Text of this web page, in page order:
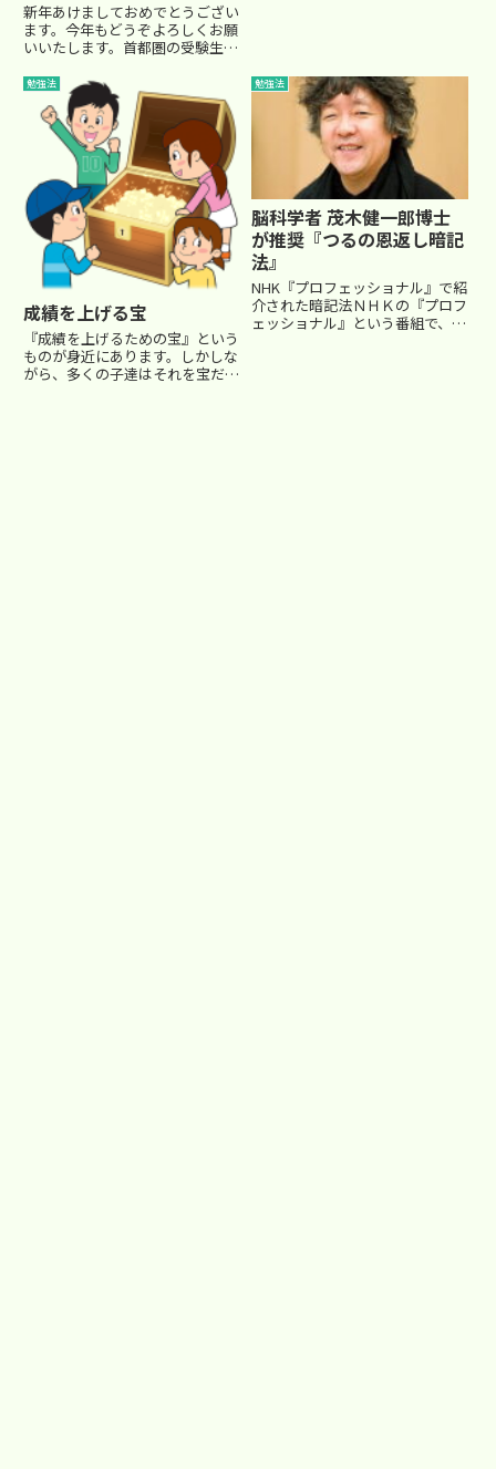
新年あけましておめでとうござい
ます。今年もどうぞよろしくお願
いいたします。首都圏の受験生
した。埼玉県の受験まではあと１
週間を切りました。もう間近です
ね。 世間はお正月で、ＴＶ
は正月番組が放映され、初詣...
国語...
勉強法
成績を上げる宝
『成績を上げるための宝』という
ものが身近にあります。しかしな
がら、多くの子達はそれを宝だと
勉強法
脳科学者 茂木健一郎博士
が推奨『つるの恩返し暗記
法』
NHK『プロフェッショナル』で紹
介された暗記法ＮＨＫの『プロフ
ェッショナル』という番組で、脳